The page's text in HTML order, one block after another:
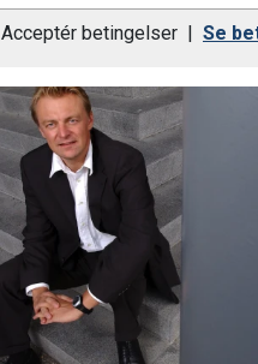
Acceptér betingelser Se